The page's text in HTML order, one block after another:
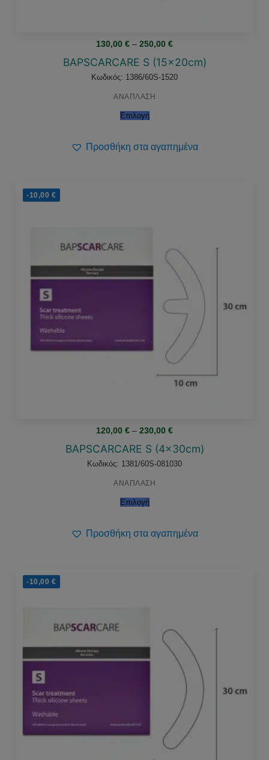
130,00 € – 250,00 €Price
130,00 €
through
250,00 €
BAPSCARCARE S (15x20cm)
Κωδικός: 1386/60S-1520
ΑΝΑΠΛΑΣΗ
Επιλογή
Προσθήκη στα αγαπημένα
-10,00 €
120,00 € – 230,00 €Price
120,00 €
through
230,00 €
BAPSCARCARE S (4x30cm)
Κωδικός: 1381/60S-081030
ΑΝΑΠΛΑΣΗ
Επιλογή
Προσθήκη στα αγαπημένα
-10,00 €